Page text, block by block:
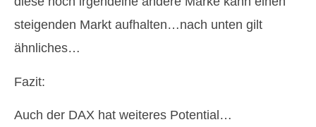
steigenden Markt aufhalten…nach unten gilt
ähnliches…
Fazit:
Auch der DAX hat weiteres Potential…